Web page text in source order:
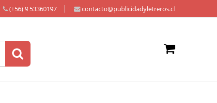
(+56) 9 53360197 contacto@publicidadyletreros.cl